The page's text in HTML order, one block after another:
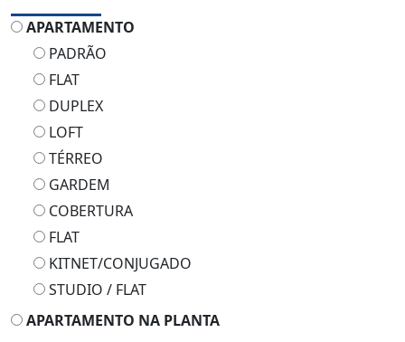
APARTAMENTO
PADRÃO
FLAT
DUPLEX
LOFT
TÉRREO
GARDEM
COBERTURA
FLAT
KITNET/CONJUGADO
STUDIO / FLAT
APARTAMENTO NA PLANTA